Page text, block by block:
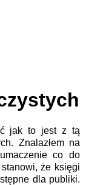
jak to jest z tą
Znalazłem na
co do
że księgi
dla publiki.